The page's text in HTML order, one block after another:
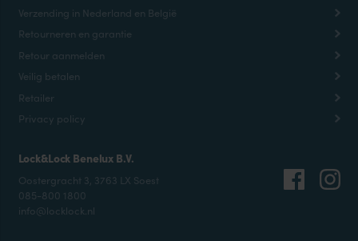
Verzending in Nederland en België
Retourneren en garantie
Retour aanmelden
Veilig betalen
Retailer
Privacy policy
Lock&Lock Benelux B.V.
Oostergracht 3, 3763 LX Soest
085-800 1800
info@locklock.nl